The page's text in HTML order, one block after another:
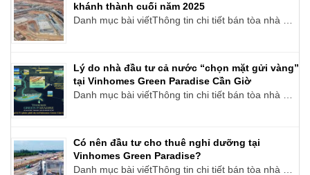
khánh thành cuối năm 2025
Danh mục bài viếtThông tin chi tiết bán tòa nhà …
Lý do nhà đầu tư cả nước “chọn mặt gửi vàng”
tại Vinhomes Green Paradise Cần Giờ
Danh mục bài viếtThông tin chi tiết bán tòa nhà …
Có nên đầu tư cho thuê nghỉ dưỡng tại
Vinhomes Green Paradise?
Danh mục bài viếtThông tin chi tiết bán tòa nhà …